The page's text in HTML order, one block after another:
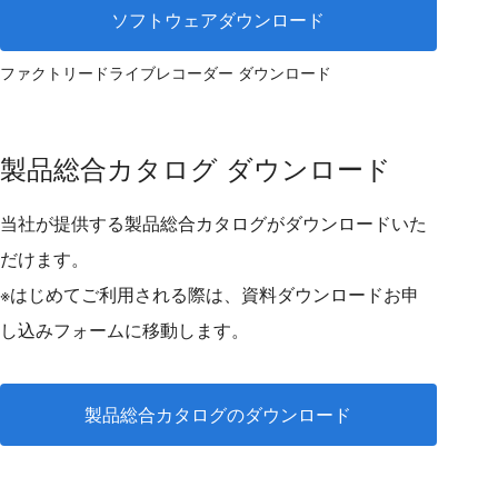
ソフトウェアダウンロード
ファクトリードライブレコーダー ダウンロード
製品総合カタログ ダウンロード
当社が提供する製品総合カタログがダウンロードいた
だけます。
※はじめてご利用される際は、資料ダウンロードお申
し込みフォームに移動します。
製品総合カタログのダウンロード